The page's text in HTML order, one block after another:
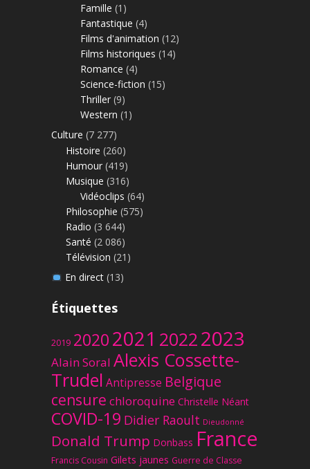
Famille (1)
Fantastique (4)
Films d'animation (12)
Films historiques (14)
Romance (4)
Science-fiction (15)
Thriller (9)
Western (1)
Culture (7 277)
Histoire (260)
Humour (419)
Musique (316)
Vidéoclips (64)
Philosophie (575)
Radio (3 644)
Santé (2 086)
Télévision (21)
En direct(13)
Étiquettes
2019 20202021 20222023
Alain Soral Alexis Cossette-
Trudel Antipresse Belgique
censure chloroquine Christelle Néant
COVID-19 Didier Raoult Dieudonné
Donald Trump Donbass France
Francis Cousin Gilets jaunes Guerre de Classe